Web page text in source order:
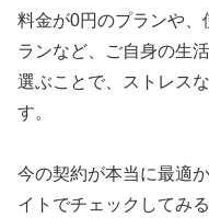
料金が0円のプランや
ランなど、ご自身の生
選ぶことで、ストレス
す。
今の契約が本当に最適
イトでチェックしてみ